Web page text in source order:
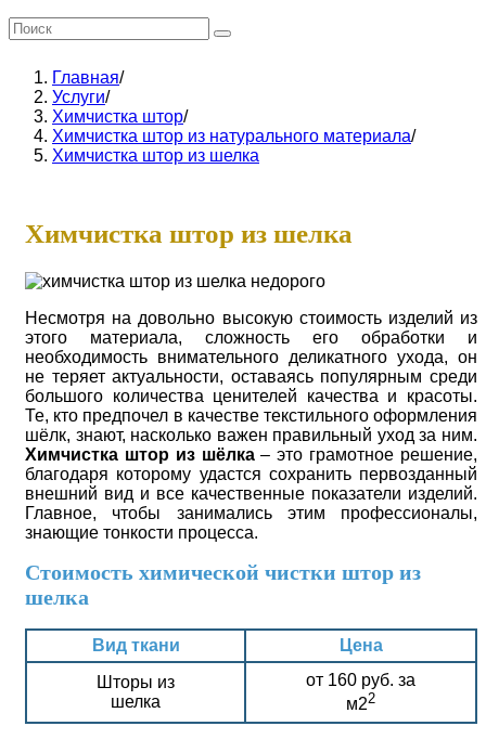
Главная/
Услуги/
Химчистка штор/
Химчистка штор из натурального материала/
Химчистка штор из шелка
Химчистка штор из шелка
Несмотря на довольно высокую стоимость изделий из
этого материала, сложность его обработки и
необходимость внимательного деликатного ухода, он
не теряет актуальности, оставаясь популярным среди
большого количества ценителей качества и красоты.
Те, кто предпочел в качестве текстильного оформления
шёлк, знают, насколько важен правильный уход за ним.
Химчистка штор из шёлка– это грамотное решение,
благодаря которому удастся сохранить первозданный
внешний вид и все качественные показатели изделий.
Главное, чтобы занимались этим профессионалы,
знающие тонкости процесса.
Стоимость химической чистки штор из
шелка
Вид ткани
Цена
Шторы из
шелка
от 160 руб. за
м22